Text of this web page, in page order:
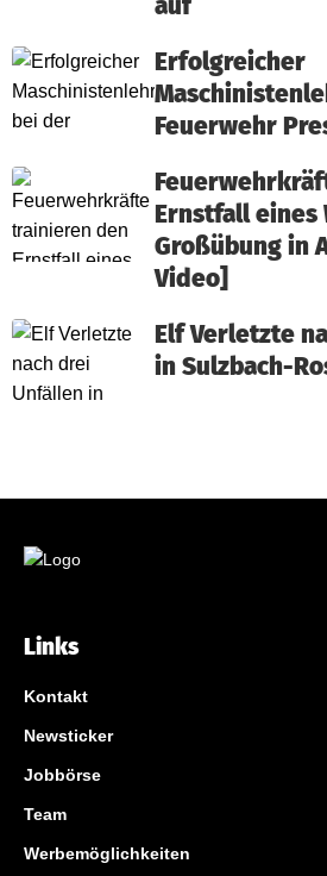
auf
Erfolgreicher
Feuerwehr
Ernstfall eines
Großübung in
Video]
Elf Verletzte
in Sulzbach-
Links
Kontakt
Newsticker
Jobbörse
Team
Werbemöglichkeiten